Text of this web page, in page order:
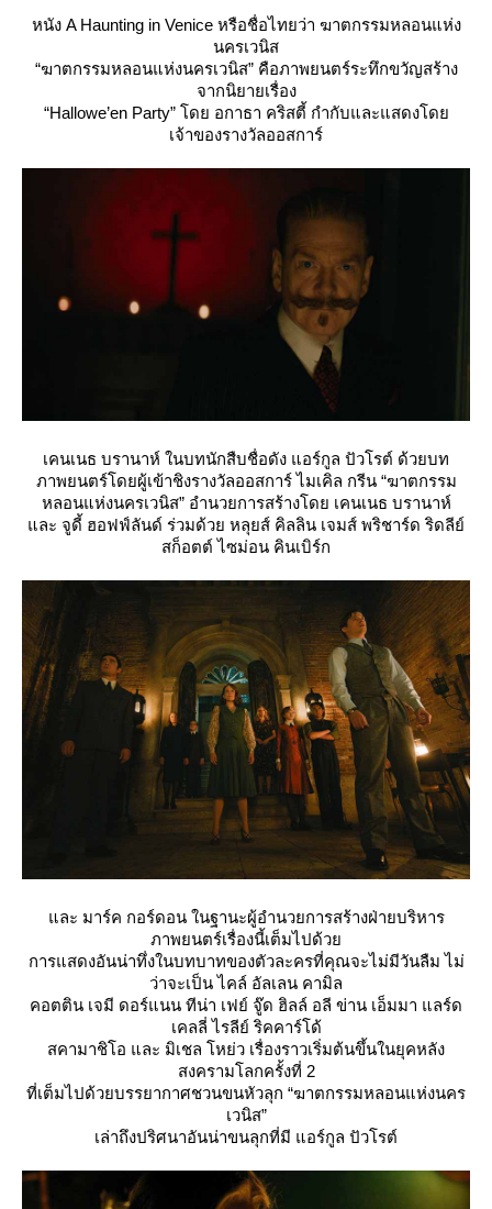
หนัง A Haunting in Venice หรือชื่อไทยว่า ฆาตกรรมหลอนแห่ง
นครเวนิส
“ฆาตกรรมหลอนแห่งนครเวนิส” คือภาพยนตร์ระทึกขวัญสร้าง
จากนิยายเรื่อง
“Hallowe’en Party” โดย อกาธา คริสตี้ กำกับและแสดงโด
เจ้าของรางวัลออสการ์
เคนเนธ บรานาห์ ในบทนักสืบชื่อดัง แอร์กูล ปัวโรต์ ด้วยบท
ภาพยนตร์โดยผู้เข้าชิงรางวัลออสการ์ ไมเคิล กรีน “ฆาตกรรม
หลอนแห่งนครเวนิส” อำนวยการสร้างโดย เคนเนธ บรานาห์
ละ จูดี้ ฮอฟฟ์ลันด์ ร่วมด้วย หลุยส์ คิลลิน เจมส์ พริชาร์ด ริดลีย์
สก็อตต์ ไซม่อน คินเบิร์ก
ละ มาร์ค กอร์ดอน ในฐานะผู้อำนวยการสร้างฝ่ายบริหาร
ภาพยนตร์เรื่องนี้เต็มไปด้ว
การแสดงอันน่าทึ่งในบทบาทของตัวละครที่คุณจะไม่มีวันลืม ไม่
ว่าจะเป็น ไคล์ อัลเลน คามิล
คอตติน เจมี ดอร์แนน ทีน่า เฟย์ จู๊ด ฮิลล์ อลี ข่าน เอ็มมา แลร์ด
เคลลี่ ไรลีย์ ริคคาร์โด้
สคามาชิโอ และ มิเชล โหย่ว เรื่องราวเริ่มต้นขึ้นในยุคหลัง
สงครามโลกครั้งที่ 2
ที่เต็มไปด้วยบรรยากาศชวนขนหัวลุก “ฆาตกรรมหลอนแห่งนคร
เวนิส”
เล่าถึงปริศนาอันน่าขนลุกที่มี แอร์กูล ปัวโรต์